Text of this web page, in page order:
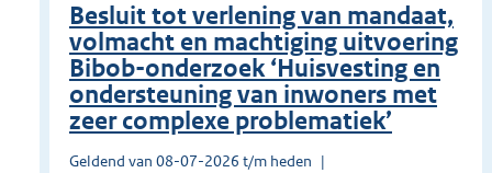
Besluit tot verlening van mandaat,
volmacht en machtiging uitvoering
Bibob-onderzoek ‘Huisvesting en
ondersteuning van inwoners met
zeer complexe problematiek’
Geldend van 08-07-2026 t/m heden